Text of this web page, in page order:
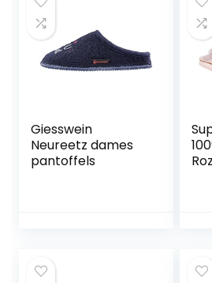
Giesswein
Neureetz dames
pantoffels